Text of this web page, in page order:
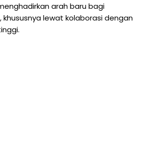
arah baru bagi
khususnya lewat kolaborasi dengan